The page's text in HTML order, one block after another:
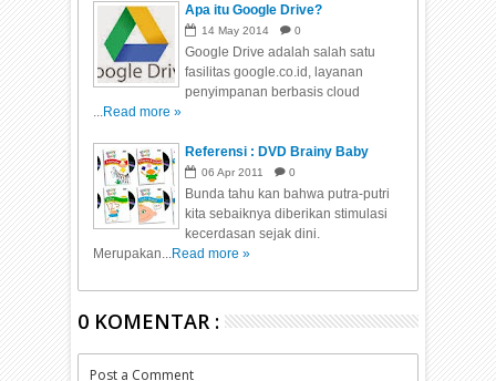
Apa itu Google Drive?
14 May 2014 0
Google Drive adalah salah satu
fasilitas google.co.id, layanan
penyimpanan berbasis cloud
...Read more »
Referensi : DVD Brainy Baby
06 Apr 2011 0
Bunda tahu kan bahwa putra-putri
kita sebaiknya diberikan stimulasi
kecerdasan sejak dini.
Merupakan...Read more »
0 KOMENTAR :
Post a Comment